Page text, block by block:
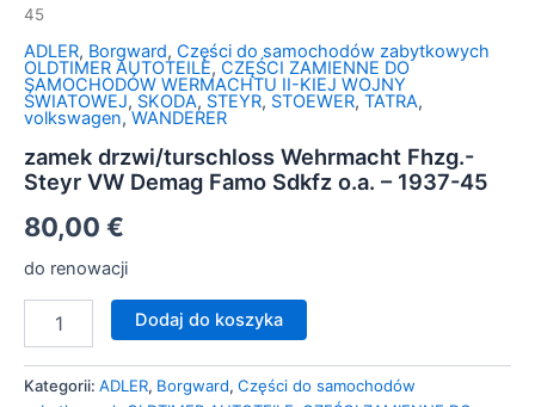
45
ADLER, Borgward, Części do samochodów zabytkowych
OLDTIMER AUTOTEILE, CZĘŚCI ZAMIENNE DO
SAMOCHODÓW WERMACHTU II-KIEJ WOJNY
ŚWIATOWEJ, SKODA, STEYR, STOEWER, TATRA,
volkswagen, WANDERER
zamek drzwi/turschloss Wehrmacht Fhzg.-
Steyr VW Demag Famo Sdkfz o.a. – 1937-45
80,00 €
do renowacji
Dodaj do koszyka
Kategorii: ADLER, Borgward, Części do samochodów